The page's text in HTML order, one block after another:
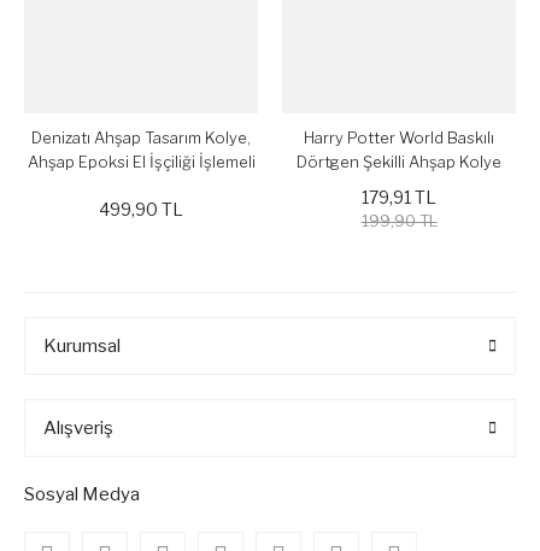
Denizatı Ahşap Tasarım Kolye,
Ahşap Epoksi El İşçiliği İşlemeli
499,90 TL
Harry Potter World Baskılı
Dörtgen Şekilli Ahşap Kolye
179,91 TL
199,90 TL
Kurumsal
Alışveriş
Sosyal Medya